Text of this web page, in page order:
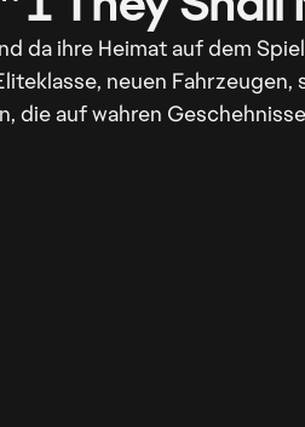
da ihre Heimat auf dem
neuen Fahrzeugen,
die auf wahren